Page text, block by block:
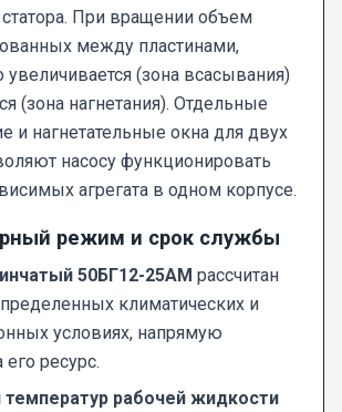
статора. При вращении объем
между пластинами,
(зона всасывания)
(зона нагнетания). Отдельные
и нагнетательные окна для двух
насосу функционировать
агрегата в одном корпусе.
режим и срок службы
50БГ12-25АМ рассчитан
климатических и
условиях, напрямую
ресурс.
температур рабочей жидкости